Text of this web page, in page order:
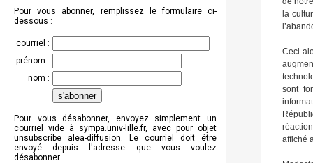
Pour vous abonner, remplissez le formulaire ci-
dessous :
courriel :
prénom :
nom :
Pour vous désabonner, envoyez simplement un
courriel vide à sympa.univ-lille.fr, avec pour objet
unsubscribe alea-diffusion. Le courriel doit être
envoyé depuis l'adresse que vous voulez
désabonner.